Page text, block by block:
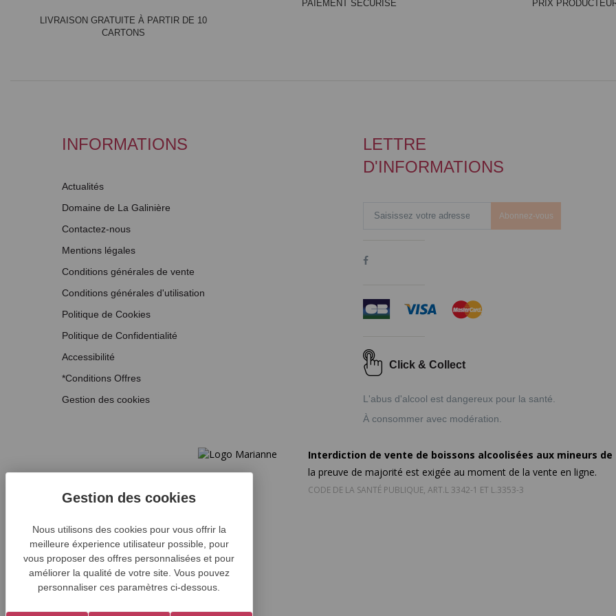
LIVRAISON GRATUITE À PARTIR DE 10
CARTONS
PAIEMENT SÉCURISÉ PRIX
INFORMATIONS
Actualités
Domaine de La Galinière
Contactez-nous
Mentions légales
Conditions générales de vente
Conditions générales d'utilisation
Politique de Cookies
Politique de Confidentialité
Accessibilité
*Conditions Offres
Gestion des cookies
LETTRE
D'INFORMATIONS
Abonnez-vous
Click & Collect
L'abus d'alcool est dangereux pour la santé.
À consommer avec modération.
Interdiction de vente de boissons alcoolisées aux mineurs de
la preuve de majorité est exigée au moment de la vente en ligne.
CODE DE LA SANTÉ PUBLIQUE, ART.L 3342-1 ET L.3353-3
Nous utilisons des cookies pour vous offrir la
meilleure éxperience utilisateur possible, pour
vous proposer des offres personnalisées et pour
améliorer la qualité de votre site. Vous pouvez
personnaliser ces paramètres ci-dessous.